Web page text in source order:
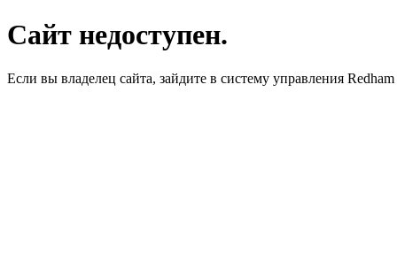
Сайт недоступен.
Если вы владелец сайта, зайдите в систему управления